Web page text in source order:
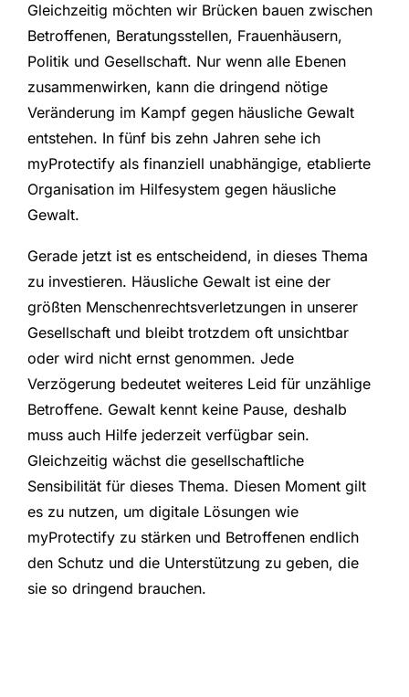
Gleichzeitig möchten wir Brücken bauen zwischen
Betroffenen, Beratungsstellen, Frauenhäusern,
Politik und Gesellschaft. Nur wenn alle Ebenen
zusammenwirken, kann die dringend nötige
Veränderung im Kampf gegen häusliche Gewalt
entstehen. In fünf bis zehn Jahren sehe ich
myProtectify als finanziell unabhängige, etablierte
Organisation im Hilfesystem gegen häusliche
Gewalt.
Gerade jetzt ist es entscheidend, in dieses Thema
zu investieren. Häusliche Gewalt ist eine der
größten Menschenrechtsverletzungen in unserer
Gesellschaft und bleibt trotzdem oft unsichtbar
oder wird nicht ernst genommen. Jede
Verzögerung bedeutet weiteres Leid für unzählige
Betroffene. Gewalt kennt keine Pause, deshalb
muss auch Hilfe jederzeit verfügbar sein.
Gleichzeitig wächst die gesellschaftliche
Sensibilität für dieses Thema. Diesen Moment gilt
es zu nutzen, um digitale Lösungen wie
myProtectify zu stärken und Betroffenen endlich
den Schutz und die Unterstützung zu geben, die
sie so dringend brauchen.